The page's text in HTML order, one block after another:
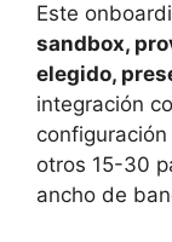
Este
sandbox,
elegido,
integración
otros 15-30
ancho de